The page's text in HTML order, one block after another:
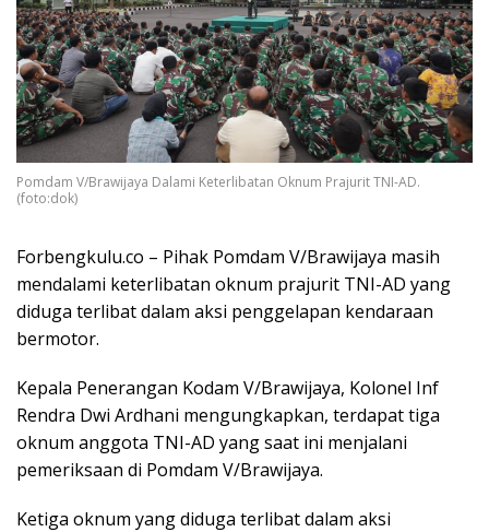
Pomdam V/Brawijaya Dalami Keterlibatan Oknum Prajurit TNI-AD.
(foto:dok)
Forbengkulu.co – Pihak Pomdam V/Brawijaya masih
mendalami keterlibatan oknum prajurit TNI-AD yang
diduga terlibat dalam aksi penggelapan kendaraan
bermotor.
Kepala Penerangan Kodam V/Brawijaya, Kolonel Inf
Rendra Dwi Ardhani mengungkapkan, terdapat tiga
oknum anggota TNI-AD yang saat ini menjalani
pemeriksaan di Pomdam V/Brawijaya.
Ketiga oknum yang diduga terlibat dalam aksi